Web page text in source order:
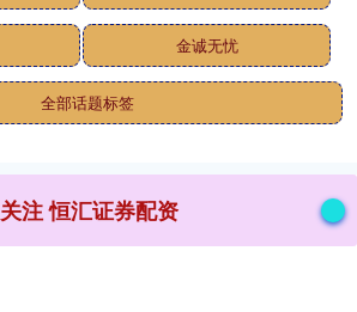
金诚无忧
全部话题标签
关注 恒汇证券配资